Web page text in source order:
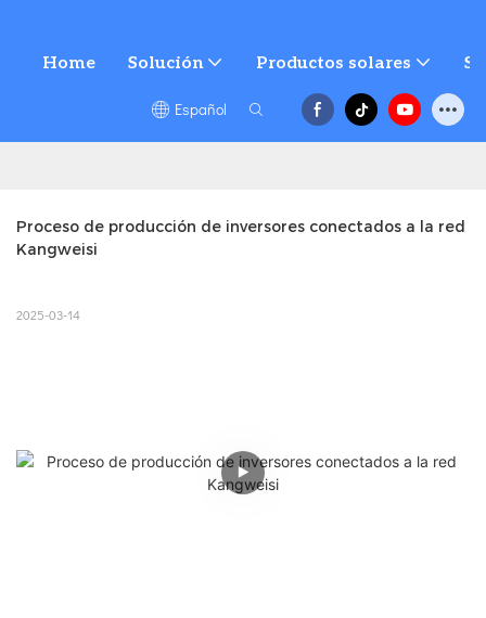
Home Solución Productos solares
Español
Proceso de producción de inversores conectados a la red
Kangweisi
2025-03-14